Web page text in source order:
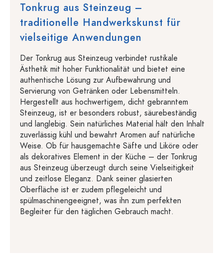
Tonkrug aus Steinzeug –
traditionelle Handwerkskunst für
vielseitige Anwendungen
Der Tonkrug aus Steinzeug verbindet rustikale
Ästhetik mit hoher Funktionalität und bietet eine
authentische Lösung zur Aufbewahrung und
Servierung von Getränken oder Lebensmitteln.
Hergestellt aus hochwertigem, dicht gebranntem
Steinzeug, ist er besonders robust, säurebeständig
und langlebig. Sein natürliches Material hält den Inhalt
zuverlässig kühl und bewahrt Aromen auf natürliche
Weise. Ob für hausgemachte Säfte und Liköre oder
als dekoratives Element in der Küche – der Tonkrug
aus Steinzeug überzeugt durch seine Vielseitigkeit
und zeitlose Eleganz. Dank seiner glasierten
Oberfläche ist er zudem pflegeleicht und
spülmaschinengeeignet, was ihn zum perfekten
Begleiter für den täglichen Gebrauch macht.